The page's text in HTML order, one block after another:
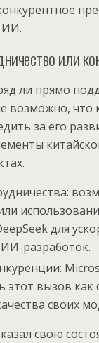
ИИ.
или
ли прямо
возможно, что
за его
для
разработок.
этот вызов как
своих
свою